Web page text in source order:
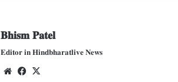
𝐁𝐡𝐢𝐬𝐦 𝐏𝐚𝐭𝐞𝐥
𝐄𝐝𝐢𝐭𝐨𝐫 𝐢𝐧 𝐇𝐢𝐧𝐝𝐛𝐡𝐚𝐫𝐚𝐭𝐥𝐢𝐯𝐞 𝐍𝐞𝐰𝐬
We
Fac